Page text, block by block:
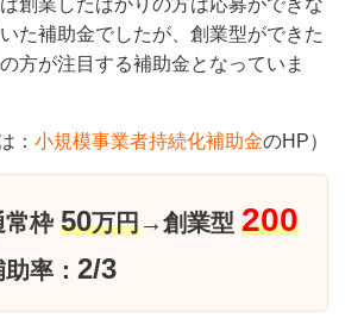
創業したばかりの方は応募ができな
た補助金でしたが、創業型ができた
方が注目する補助金となっていま
： 小規模事業者持続化補助金のHP）
枠 50万円→創業型 200
率： 2/3